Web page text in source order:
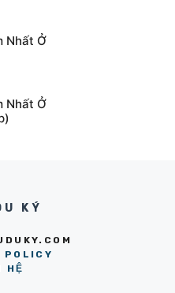
Nhất Ở
Nhất Ở
KÝ
POLICY
HỆ